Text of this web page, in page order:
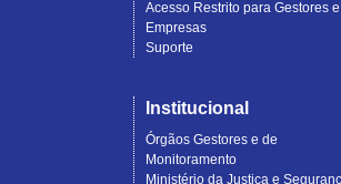
Acesso Restrito para Gestores e
Empresas
Suporte
Institucional
Órgãos Gestores e de
Monitoramento
Ministério da Justiça e